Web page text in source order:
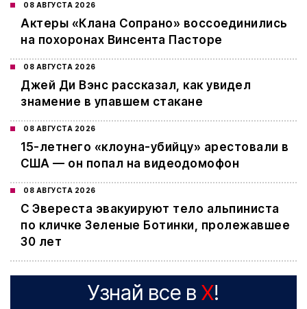
08 АВГУСТА 2026
Актеры «Клана Сопрано» воссоединились
на похоронах Винсента Пасторе
08 АВГУСТА 2026
Джей Ди Вэнс рассказал, как увидел
знамение в упавшем стакане
08 АВГУСТА 2026
15-летнего «клоуна-убийцу» арестовали в
США — он попал на видеодомофон
08 АВГУСТА 2026
С Эвереста эвакуируют тело альпиниста
по кличке Зеленые Ботинки, пролежавшее
30 лет
Узнай все в X!